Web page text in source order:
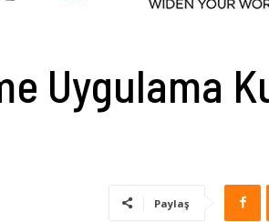
Uygulama
Paylaş